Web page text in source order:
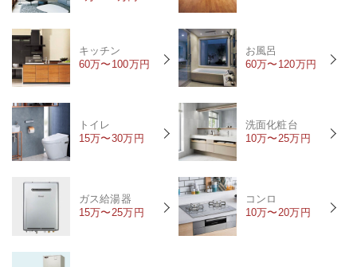
キッチン
60万〜100万円
お風呂
60万〜120万円
トイレ
15万〜30万円
洗面化粧台
10万〜25万円
ガス給湯器
15万〜25万円
コンロ
10万〜20万円